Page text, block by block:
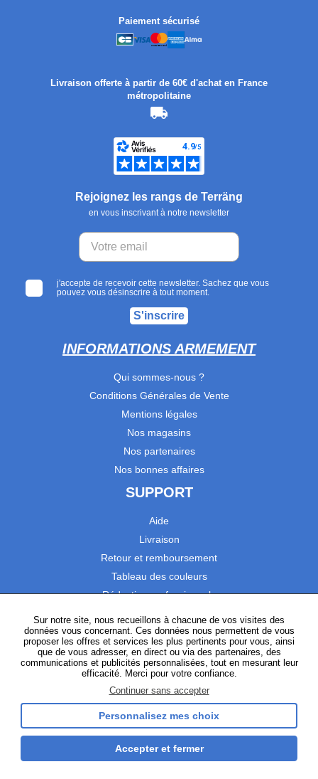
Paiement sécurisé
Livraison offerte à partir de 60€ d'achat en France
métropolitaine
Rejoignez les rangs de Terräng
en vous inscrivant à notre newsletter
j'accepte de recevoir cette newsletter. Sachez que vous
pouvez vous désinscrire à tout moment.
S'inscrire
INFORMATIONS ARMEMENT
Qui sommes-nous ?
Conditions Générales de Vente
Mentions légales
Nos magasins
Nos partenaires
Nos bonnes affaires
SUPPORT
Aide
Livraison
Retour et remboursement
Tableau des couleurs
Réduction professionnels
Satisfaction Clients
SUIVEZ-NOUS
InstagramTikTokFacebookYouTubeLinkedIn
Sur notre site, nous recueillons à chacune de vos visites des
données vous concernant. Ces données nous permettent de vous
proposer les offres et services les plus pertinents pour vous, ainsi
que de vous adresser, en direct ou via des partenaires, des
communications et publicités personnalisées, tout en mesurant leur
efficacité. Merci pour votre confiance.
Continuer sans accepter
Personnalisez mes choix
Accepter et fermer